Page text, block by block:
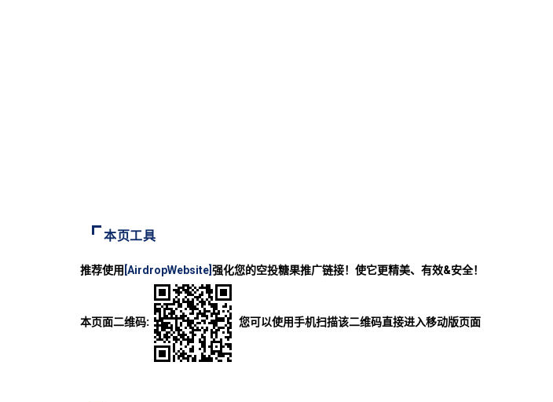
本页工具
推荐使用 [AirdropWebsite] 强化您的空投糖果推广链接！使它更精美、有效&安全！
本页面二维码: 您可以使用手机扫描该二维码直接进入移动版页面